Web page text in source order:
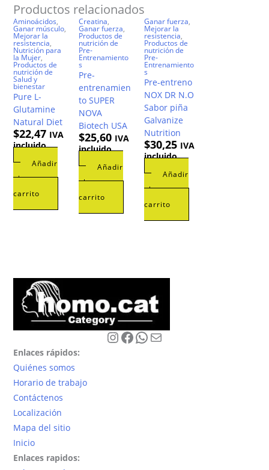
Productos relacionados
Aminoácidos,
Ganar músculo,
Mejorar la
resistencia,
Nutrición para
la Mujer,
Productos de
nutrición de
Salud y
bienestar
Pure L-
Glutamine
Natural Diet
$22,47 IVA
incluido
Añadir
al
carrito
Creatina,
Ganar fuerza,
Productos de
nutrición de
Pre-
Entrenamiento
s
Pre-
entrenamien
to SUPER
NOVA
Biotech USA
$25,60 IVA
incluido
Añadir
al
carrito
Ganar fuerza,
Mejorar la
resistencia,
Productos de
nutrición de
Pre-
Entrenamiento
s
Pre-entreno
NOX DR N.O
Sabor piña
Galvanize
Nutrition
$30,25 IVA
incluido
Añadir
al
carrito
Instagram
Facebook
WhatsApp
Correo electrónico
Enlaces rápidos:
Quiénes somos
Horario de trabajo
Contáctenos
Localización
Mapa del sitio
Inicio
Enlaces rapidos: